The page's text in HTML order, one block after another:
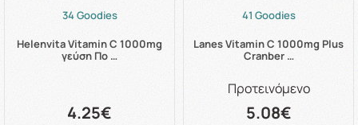
34 Goodies
Helenvita Vitamin C 1000mg
γεύση Πο …
4.25€
41 Goodies
Lanes Vitamin C 1000mg Plus
Cranber …
Προτεινόμενο
5.08€